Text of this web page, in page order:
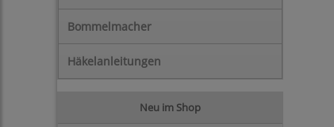
Bommelmacher
Häkelanleitungen
Neu im Shop